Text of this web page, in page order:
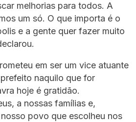
melhorias para todos. A
um só. O que importa é o
e a gente quer fazer muito
em ser um vice atuante
naquilo que for
hoje é gratidão.
a nossas famílias e,
povo que escolheu nos